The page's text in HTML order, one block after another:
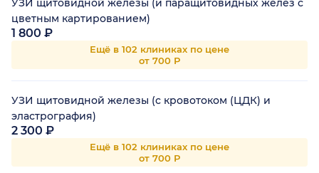
цветным картированием)
1 800 ₽
Ещё в 102 клиниках по цене
от 700 Р
УЗИ щитовидной железы (с кровотоком (ЦДК) и
эластрография)
2 300 ₽
Ещё в 102 клиниках по цене
от 700 Р